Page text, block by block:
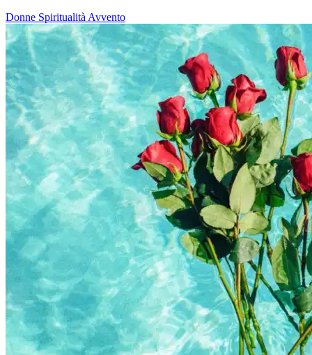
Donne Spiritualità Avvento